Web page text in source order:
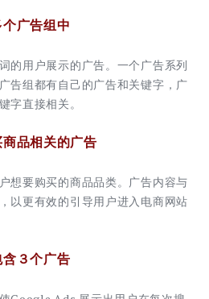
广告组中
的用户展示的广告。一个广告系列
告组都有自己的广告和关键字，广
字直接相关。
品相关的广告
想要购买的商品品类。广告内容与
以更有效的引导用户进入电商网站
３个广告